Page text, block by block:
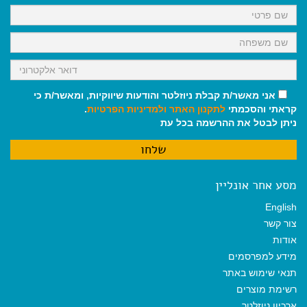
k
p
m
אני מאשר/ת קבלת ניוזלטר והודעות שיווקיות, ומאשר/ת כי
קראתי והסכמתי לתקנון האתר ולמדיניות הפרטיות.
ניתן לבטל את ההרשמה בכל עת
מסע אחר אונליין
English
צור קשר
אודות
מידע למפרסמים
תנאי שימוש באתר
רשימת מוצרים